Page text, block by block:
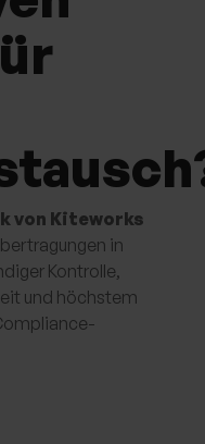
von Kiteworks
in
Kontrolle,
und höchstem